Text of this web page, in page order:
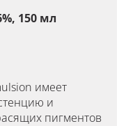
150 мл
имеет
и
пигментов